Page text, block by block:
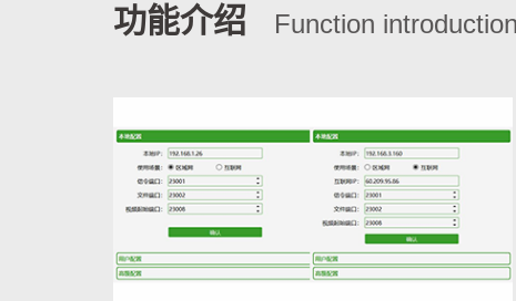
功能介绍 Function introduction